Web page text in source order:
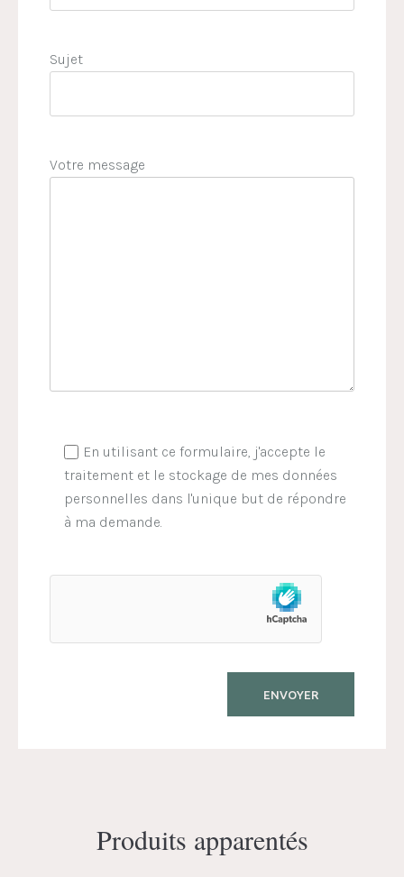
Sujet
Votre message
En utilisant ce formulaire, j'accepte le
traitement et le stockage de mes données
personnelles dans l'unique but de répondre
à ma demande.
Produits apparentés